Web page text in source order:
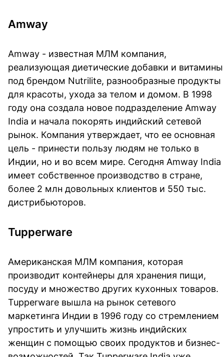
Amway
Amway - известная МЛМ компания,
реализующая диетические добавки и витамины
под брендом Nutrilite, разнообразные продукты
для красоты, ухода за телом и домом. В 1998
году она создала новое подразделение Amway
India и начала покорять индийский сетевой
рынок. Компания утверждает, что ее основная
цель - принести пользу людям не только в
Индии, но и во всем мире. Сегодня Amway India
имеет собственное производство в стране,
более 2 млн довольных клиентов и 550 тыс.
дистрибьюторов.
Tupperware
Американская МЛМ компания, которая
производит контейнеры для хранения пищи,
посуду и множество других кухонных товаров.
Tupperware вышла на рынок сетевого
маркетинга Индии в 1996 году со стремлением
упростить и улучшить жизнь индийских
женщин с помощью своих продуктов и бизнес-